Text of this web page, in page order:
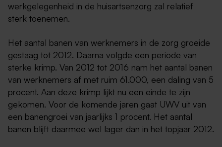
werkgelegenheid in de huisartsenzorg zal relatief
sterk toenemen.
Het aantal banen van werknemers in de zorg groeide
gestaag tot 2012. Daarna volgde een periode van
sterke krimp. Van 2012 tot 2016 nam het aantal banen
van werknemers af met ruim 61.000, een daling van 5
procent. Aan deze krimp lijkt nu een einde te zijn
gekomen. Voor de komende jaren gaat UWV uit van
een banengroei van jaarlijks 1 procent. Het aantal
banen blijft daarmee wel lager dan in het topjaar 2012.